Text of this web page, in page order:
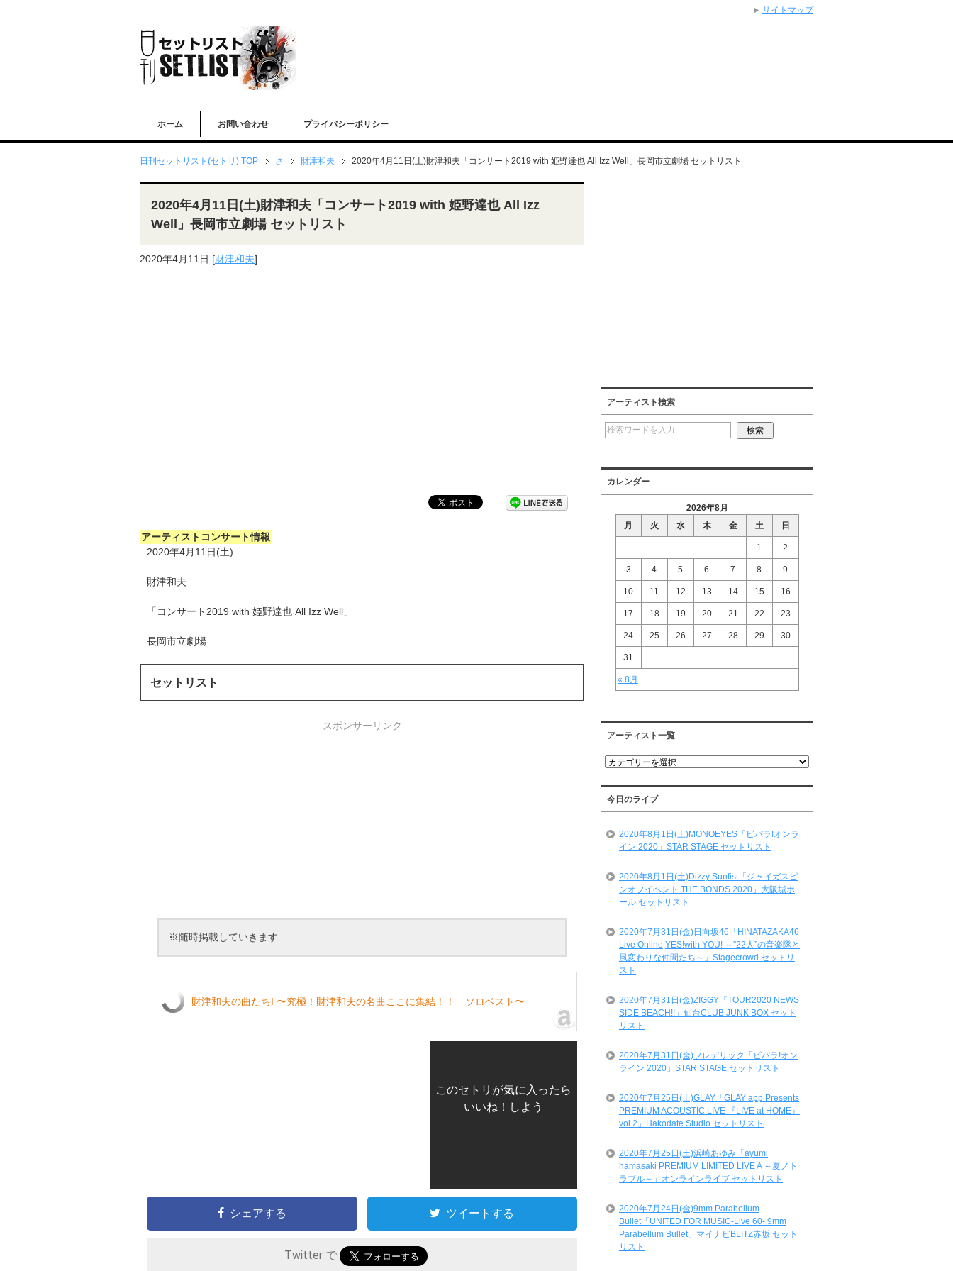
ホーム お問い合わせ プライバシーポリシー
日刊セットリスト(セトリ) TOP さ 財津和夫 2020年4月11日(土)財津和夫「コンサート2019 with 姫野達也 All Izz Well」長岡市立劇場 セットリスト
2020年4月11日(土)財津和夫「コンサート2019 with 姫野達也 All Izz
Well」長岡市立劇場 セットリスト
2020年4月11日 [財津和夫]
アーティストコンサート情報
2020年4月11日(土)
財津和夫
「コンサート2019 with 姫野達也 All Izz Well」
長岡市立劇場
セットリスト
スポンサーリンク
※随時掲載していきます
財津和夫の曲たちI 〜究極！財津和夫の名曲ここに集結！！ ソロベスト〜
このセトリが気に入ったら
いいね！しよう
シェアする ツイートする
Twitter で
アーティスト検索
カレンダー
2026年8月
月
火 水 木 金 土 日
« 8月
1 2
3 4 5 6 7 8 9
10 11 12 13 14 15 16
17 18 19 20 21 22 23
24 25 26 27 28 29 30
31
アーティスト一覧
ア
テ
ィ
ス
一
今日のライブ
2020年8月1日(土)MONOEYES「ビバラ!オンラ
イン 2020」STAR STAGE セットリスト
2020年8月1日(土)Dizzy Sunfist「ジャイガスピ
ンオフイベント THE BONDS 2020」大阪城ホ
ール セットリスト
2020年7月31日(金)日向坂46「HINATAZAKA46
Live Online,YES!with YOU! ～”22人”の音楽隊と
風変わりな仲間たち～」Stagecrowd セットリ
スト
2020年7月31日(金)ZIGGY「TOUR2020 NEWS
SIDE BEACH!!」仙台CLUB JUNK BOX セット
リスト
2020年7月31日(金)フレデリック「ビバラ!オン
ライン 2020」STAR STAGE セットリスト
2020年7月25日(土)GLAY「GLAY app Presents
PREMIUM ACOUSTIC LIVE 『LIVE at HOME』
vol.2」Hakodate Studio セットリスト
2020年7月25日(土)浜崎あゆみ「ayumi
hamasaki PREMIUM LIMITED LIVE A ～夏ノト
ラブル～」オンラインライブ セットリスト
2020年7月24日(金)9mm Parabellum
Bullet「UNITED FOR MUSIC-Live 60- 9mm
Parabellum Bullet」マイナビBLITZ赤坂 セット
リスト
サイトマップ